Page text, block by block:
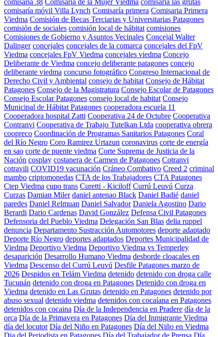
comisaria 38 Comisaría de la Mujer Viedma comisaria las grutas
comisaría móvil Villa Lynch Comisaría primera Comisaria Primera
Viedma Comisión de Becas Terciarias y Universitarias Patagones
comisión de sociales comisión local de hábitat comisiones
Comisiones de Gobierno y Asuntos Vecinales Concejal Walter
Dalinger concejales concejales de la comarca concejales del FpV
Viedma concejales FpV Viedma concejales viedma Concejo
Deliberante de Viedma concejo deliberante patagones concejo
deliberante viedma concurso fotográfico Congreso Internacional de
Derecho Civil y Ambiental consejo de habitat Consejo de Hábitat
Patagones Consejo de la Magistratura Consejo Escolar de Patagones
Consejo Escolar Patagones consejo local de habitat Consejo
Municipal de Hábitat Patagones cooperadora escuela 11
Cooperadora hospital Zatti Cooperativa 24 de Octubre Cooperativa
Contranvi Cooperativa de Trabajo Tutelkan Ltda cooperativa obrera
coopreco Coordinación de Programas Sanitarios Patagones Coral
del Río Negro Coro Ramirez Urtazun coronavirus corte de energía
en sao corte de puente viedma Corte Suprema de Justicia de la
Nación cosplay costanera de Carmen de Patagones Cotranvi
cotravili COVID19 vacunación Cráneo Combativo Creed 2 criminal
mambo criptomonedas CTA de los Trabajadores CTA Patagones
Ctep Viedma cupo trans Curetti - Kiciloff Currú Leuvú Curza
Curzas Damian Miler daniel antenao Black Daniel Badié daniel
paredes Daniel Relmuan Daniel Salvador Daniela Agostino Dario
Berardi Dario Cardenas David González Defensa Civil Patagones
Defensoria del Pueblo Viedma Delegación San Blas delia ruppel
denuncia Departamento Sustracción Automotores deporte adaptado
Deporte Río Negro deportes adaptados Deportes Municipalidad de
Viedma Deportivo Viedma Deportivo Viedma vs Temperley
desaparición Desarrollo Humano Viedma desborde cloacales en
Viedma Descenso del Currú Leuvú Desfile Patagones marzo de
2026 Despidos en Telám Viedma detenido detenido con droga calle
Tucunán detenido con droga en Patagones Detenido con droga en
Viedma detenido en Las Grutas detenido en Patagones detenido por
abuso sexual detenido viedma detenidos con cocaíana en Patagones
detenidos con cocaina Día de la Independencia en Pradere día de la
orca Día de la Primavera en Patagones Día del Inmigrante Viedma
día del locutor Día del Niño en Patagones Día del Niño en Viedma
Dia del Periodista en Patagones Día del Trabajador de Prensa Día